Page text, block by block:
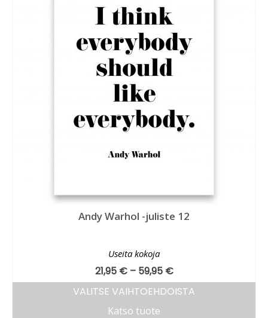
Andy Warhol -juliste 12
Useita kokoja
21,95 € – 59,95 €
VALITSE VAIHTOEHDOISTA
Katso tuote